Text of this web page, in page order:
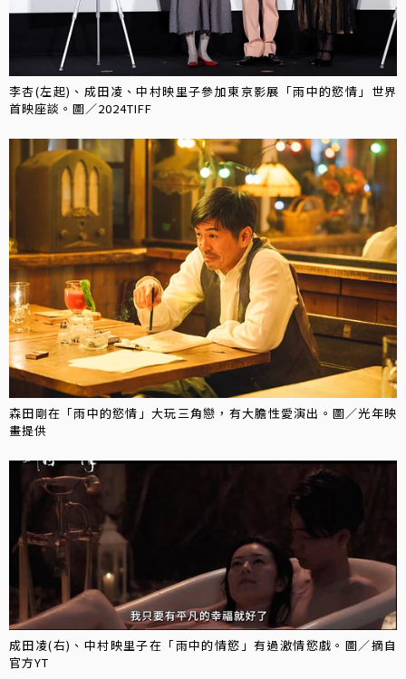
李杏(左起)、成田凌、中村映里子參加東京影展「雨中的慾情」世界
首映座談。圖／2024TIFF
森田剛在「雨中的慾情」大玩三角戀，有大膽性愛演出。圖／光年映
畫提供
成田凌(右)、中村映里子在「雨中的情慾」有過激情慾戲。圖／摘自
官方YT